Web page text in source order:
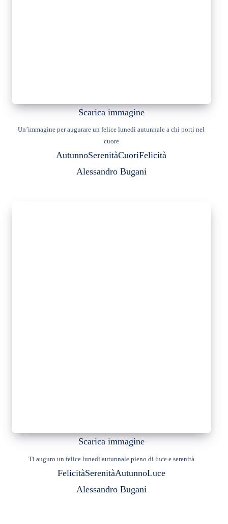
Scarica immagine
Un’immagine per augurare un felice lunedì autunnale a chi porti nel
cuore
AutunnoSerenitàCuoriFelicità
Alessandro Bugani
Scarica immagine
Ti auguro un felice lunedì autunnale pieno di luce e serenità
FelicitàSerenitàAutunnoLuce
Alessandro Bugani